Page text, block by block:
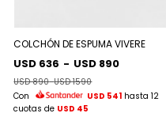
COLCHÓN DE ESPUMA VIVERE
USD 636 - USD 890
USD 890-USD 1590
Con
USD 541 hasta 12
cuotas de USD 45